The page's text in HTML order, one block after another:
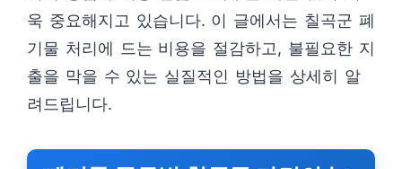
욱 중요해지고 있습니다. 이 글에서는 칠곡군 폐
기물 처리에 드는 비용을 절감하고, 불필요한 지
출을 막을 수 있는 실질적인 방법을 상세히 알
려드립니다.